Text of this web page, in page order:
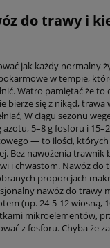
do trawy i
jak każdy normalny
w tempie,
Watro pamiętać że to
bierze się z nikąd, trawa
W ciągu sezonu
5–8 g fosforu i
— to ilości, których
Bez nawożenia trawnik
i chwastom. Nawóz do
proporcjach
nawóz do trawy
(np. 24-5-12 wiosną,
mikroelementów,
z fosforu. Chyba że